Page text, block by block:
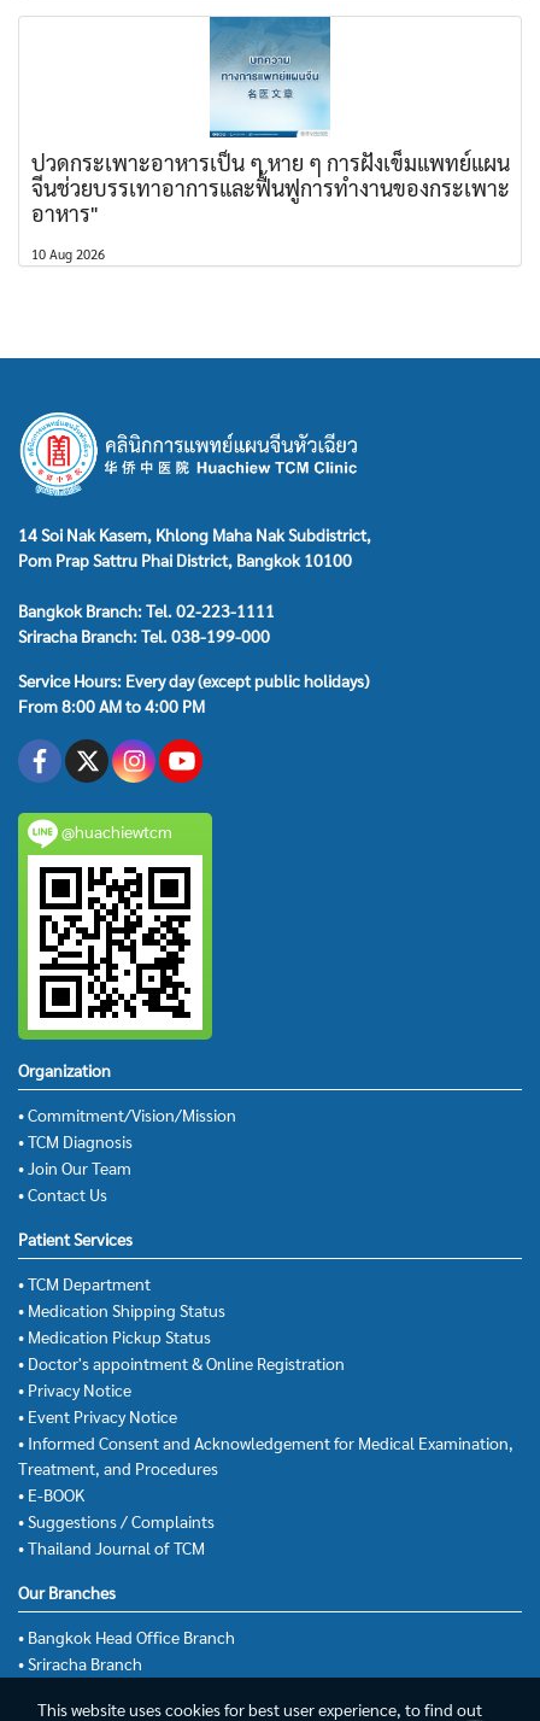
ปวดกระเพาะอาหารเป็น ๆ หาย ๆ การฝังเข็มแพทย์แผน
จีนช่วยบรรเทาอาการและฟื้นฟูการทำงานของกระเพาะ
อาหาร"
10 Aug 2026
14 Soi Nak Kasem, Khlong Maha Nak Subdistrict,
Pom Prap Sattru Phai District, Bangkok 10100
Bangkok Branch: Tel. 02-223-1111
Sriracha Branch: Tel. 038-199-000
Service Hours: Every day (except public holidays)
From 8:00 AM to 4:00 PM
@huachiewtcm
Organization
• Commitment/Vision/Mission
• TCM Diagnosis
• Join Our Team
• Contact Us
Patient Services
• TCM Department
• Medication Shipping Status
• Medication Pickup Status
• Doctor's appointment & Online Registration
• Privacy Notice
• Event Privacy Notice
• Informed Consent and Acknowledgement for Medical Examination,
Treatment, and Procedures
• E-BOOK
• Suggestions / Complaints
• Thailand Journal of TCM
Our Branches
• Bangkok Head Office Branch
• Sriracha Branch
This website uses cookies for best user experience, to find out